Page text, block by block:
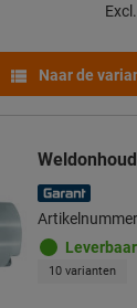
Naar de
Leverbaar
10 varianten